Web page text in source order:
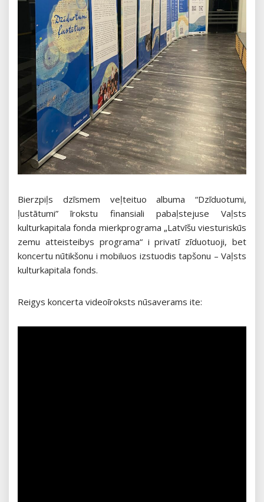
Bierzpiļs dzīsmem veļteituo albuma “Dzīduotumi,
ļustātumi” īrokstu finansiali pabaļstejuse Vaļsts
kulturkapitala fonda mierkprograma „Latvīšu viesturiskūs
zemu atteisteibys programa“ i privatī zīduotuoji, bet
koncertu nūtikšonu i mobiluos izstuodis tapšonu – Vaļsts
kulturkapitala fonds.
Reigys koncerta videoīroksts nūsaverams ite: